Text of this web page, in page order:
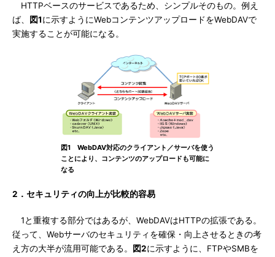
HTTPベースのサービスであるため、シンプルそのもの。例え
ば、
図1に示すようにWebコンテンツアップロードをWebDAVで
実施することが可能になる。
図1 WebDAV対応のクライアント／サーバを使う
ことにより、コンテンツのアップロードも可能に
なる
2．セキュリティの向上が比較的容易
1と重複する部分ではあるが、WebDAVはHTTPの拡張である。
従って、Webサーバのセキュリティを確保・向上させるときの考
え方の大半が流用可能である。
図2に示すように、FTPやSMBを